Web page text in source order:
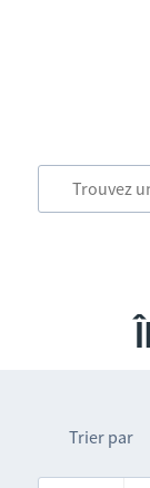
Trier par